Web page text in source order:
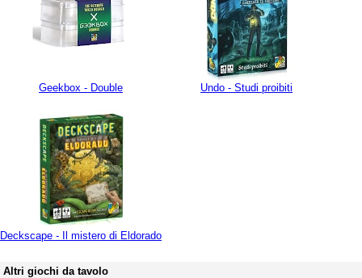
Geekbox - Double Undo - Studi proibiti
Deckscape - Il mistero di Eldorado
Altri giochi da tavolo